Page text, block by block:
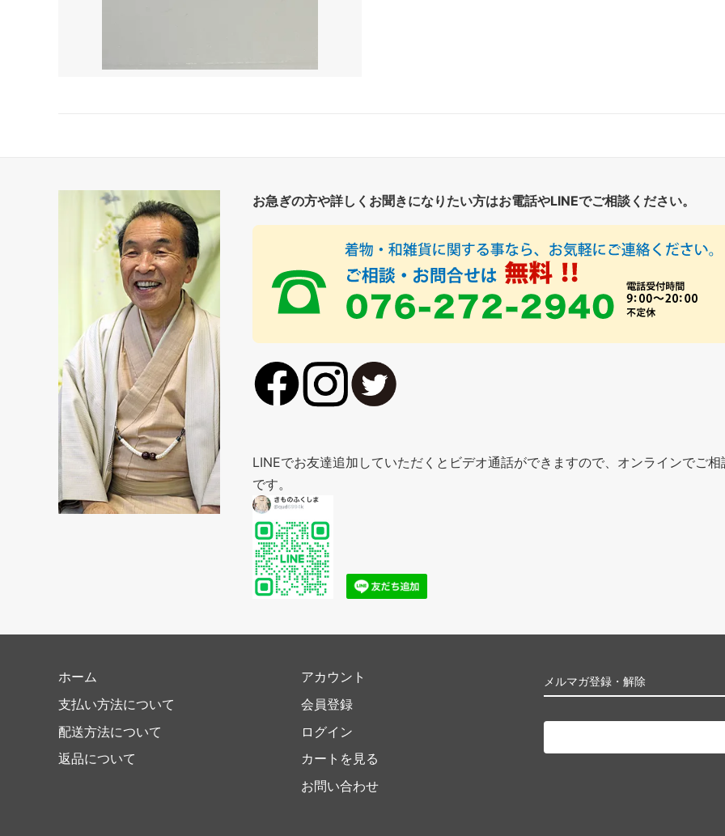
お急ぎの方や詳しくお聞きになりたい方はお電話やLINEでご相談ください。
LINEでお友達追加していただくとビデオ通話ができますので、オンラインでご相
です。
メルマガ登録・解除
ホーム
支払い方法について
配送方法について
返品について
アカウント
会員登録
ログイン
カートを見る
お問い合わせ